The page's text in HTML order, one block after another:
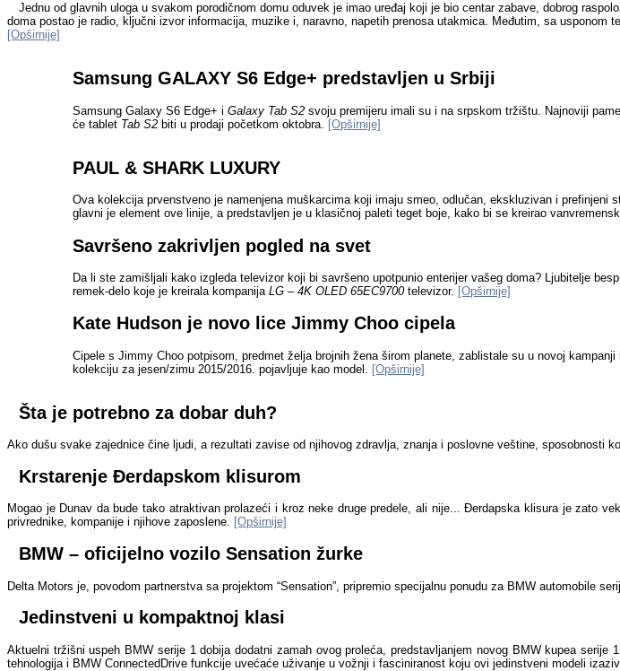
Jednu od glavnih uloga u svakom porodičnom domu oduvek je imao uređaj koji je bio centar zabave, dobrog
doma postao je radio, ključni izvor informacija, muzike i, naravno, napetih prenosa utakmica. Međutim, sa
[Opširnije]
Samsung GALAXY S6 Edge+ predstavljen u Srbiji
Samsung Galaxy S6 Edge+ iGalaxy Tab S2 svoju premijeru imali su i na srpskom tržištu. Najnoviji
će tablet Tab S2 biti u prodaji početkom oktobra. [Opširnije]
PAUL & SHARK LUXURY
Ova kolekcija prvenstveno je namenjena muškarcima koji imaju smeo, odlučan, ekskluzivan i
glavni je element ove linije, a predstavljen je u klasičnoj paleti teget boje, kako bi se kreirao
Savršeno zakrivljen pogled na svet
Da li ste zamišljali kako izgleda televizor koji bi savršeno upotpunio enterijer vašeg doma? Ljubitelje
remek-delo koje je kreirala kompanijaLG–4K OLED 65EC9700televizor. [Opširnije]
Kate Hudson je novo lice Jimmy Choo cipela
Cipele sJimmy Choo potpisom,
predmet želja brojnih žena širom planete, zablistale su u novoj
kolekciju za jesen/zimu 2015/2016. pojavljuje kao model.
[Opširnije]
Šta je potrebno za dobar duh?
Ako dušu svake zajednice čine ljudi, a rezultati zavise od njihovog zdravlja, znanja i poslovne veštine, sposobnosti
Krstarenje Đerdapskom klisurom
Mogao je Dunav da bude tako atraktivan prolazeći i kroz neke druge predele, ali nije... Đerdapska klisura je zato
privrednike, kompanije i njihove zaposlene. [Opširnije]
BMW – oficijelno vozilo Sensation žurke
Delta Motors je, povodom partnerstva sa projektom “Sensation”, pripremio specijalnu ponudu za BMW automobile
Jedinstveni u kompaktnoj klasi
Aktuelni tržišni uspeh BMW serije 1 dobija dodatni zamah ovog proleća, predstavljanjem novog BMW kupea
tehnologija i BMW ConnectedDrive funkcije uvećaće uživanje u vožnji i fasciniranost koju ovi jedinstveni modeli